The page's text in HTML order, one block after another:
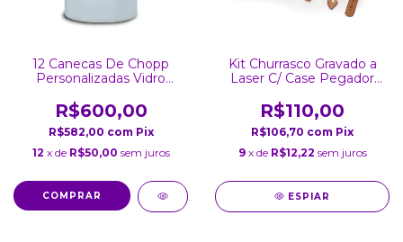
12 Canecas De Chopp
Personalizadas Vidro
R$600,00
R$582,00 com Pix
12 x de R$50,00 sem juros
Kit Churrasco Gravado a
Laser C/ Case Pegador
R$110,00
R$106,70 com Pix
9 x de R$12,22 sem juros
ESPIAR